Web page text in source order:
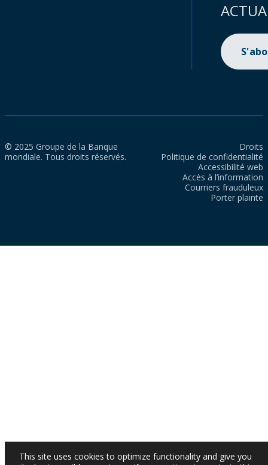
© 2025 Groupe de la Banque
mondiale. Tous droits réservés.
Droits
Politique de confidentialité
Accessibilité web
Accès à l’information
Courriers frauduleux
Porter plainte
This site uses cookies to optimize functionality and give you